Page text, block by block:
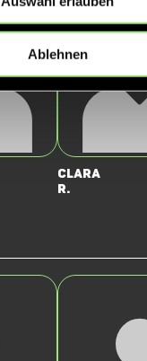
Ablehnen
Clara
R.